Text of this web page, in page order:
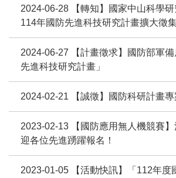
2024-06-28 【轉知】國家中山科學
114年國防先進科技研究計畫擴大徵集
2024-06-27 【計畫徵求】國防部軍
先進科技研究計畫」
2024-02-21 【誠徵】國防科研計畫
2023-02-13 【國防應用無人機競賽
迎各位先進踴躍報名！
2023-01-05 【活動快訊】「112年度